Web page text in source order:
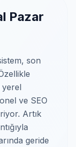
Pazar
son
ve SEO
Artık
geride